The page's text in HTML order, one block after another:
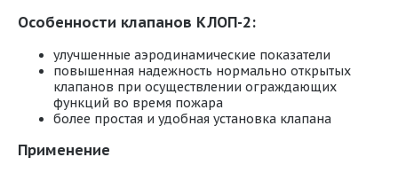
Особенности клапанов КЛОП-2:
улучшенные аэродинамические показатели
повышенная надежность нормально открытых
клапанов при осуществлении ограждающих
функций во время пожара
более простая и удобная установка клапана
Применение